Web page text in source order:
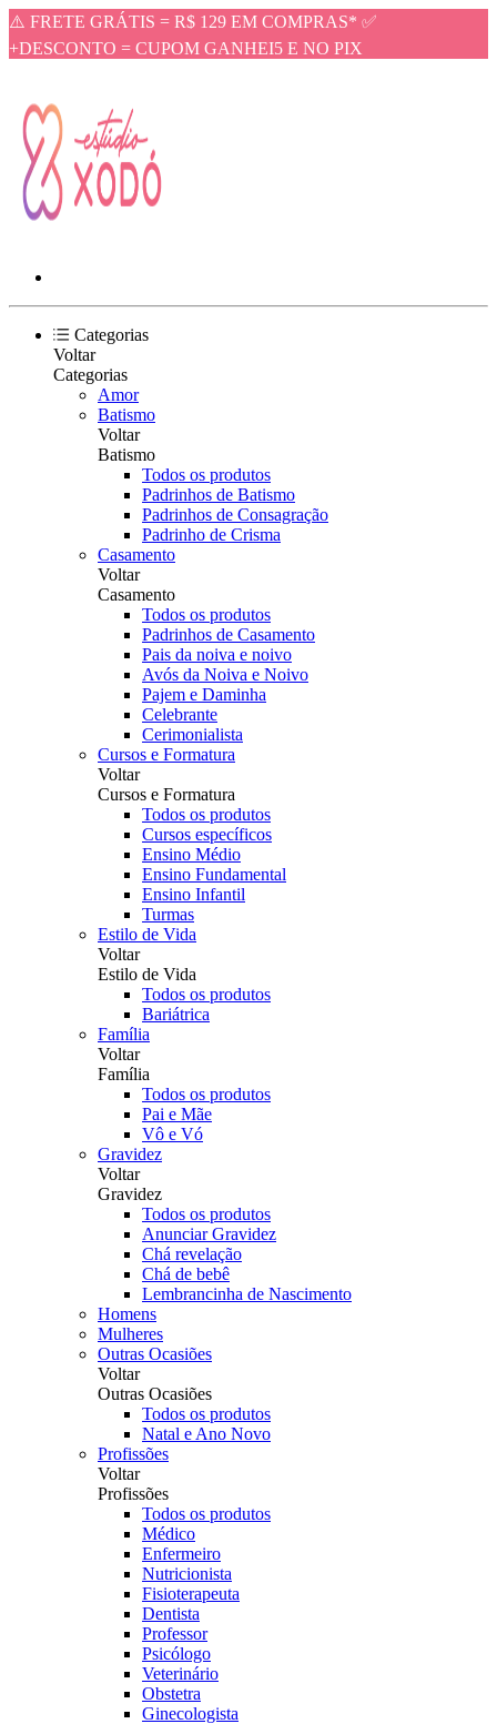
⚠️ FRETE GRÁTIS = R$ 129 EM COMPRAS* ✅
+DESCONTO = CUPOM GANHEI5 E NO PIX
Categorias
Voltar
Categorias
Amor
Batismo
Voltar
Batismo
Todos os produtos
Padrinhos de Batismo
Padrinhos de Consagração
Padrinho de Crisma
Casamento
Voltar
Casamento
Todos os produtos
Padrinhos de Casamento
Pais da noiva e noivo
Avós da Noiva e Noivo
Pajem e Daminha
Celebrante
Cerimonialista
Cursos e Formatura
Voltar
Cursos e Formatura
Todos os produtos
Cursos específicos
Ensino Médio
Ensino Fundamental
Ensino Infantil
Turmas
Estilo de Vida
Voltar
Estilo de Vida
Todos os produtos
Bariátrica
Família
Voltar
Família
Todos os produtos
Pai e Mãe
Vô e Vó
Gravidez
Voltar
Gravidez
Todos os produtos
Anunciar Gravidez
Chá revelação
Chá de bebê
Lembrancinha de Nascimento
Homens
Mulheres
Outras Ocasiões
Voltar
Outras Ocasiões
Todos os produtos
Natal e Ano Novo
Profissões
Voltar
Profissões
Todos os produtos
Médico
Enfermeiro
Nutricionista
Fisioterapeuta
Dentista
Professor
Psicólogo
Veterinário
Obstetra
Ginecologista